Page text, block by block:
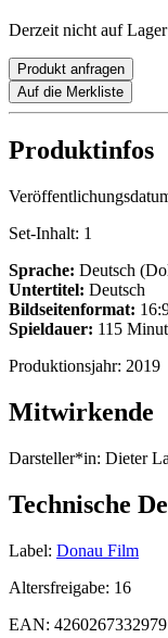
Derzeit nicht auf Lager
Produkt anfragen
Auf die Merkliste
Produktinfos
Set-Inhalt: 1
Sprache: Deutsch
Untertitel: Deutsch
Bildseitenformat:
Spieldauer: 115
Produktionsjahr: 2019
Mitwirkende
Darsteller*in: Dieter
Technische
Label: Donau Film
Altersfreigabe: 16
EAN: 4260267332979